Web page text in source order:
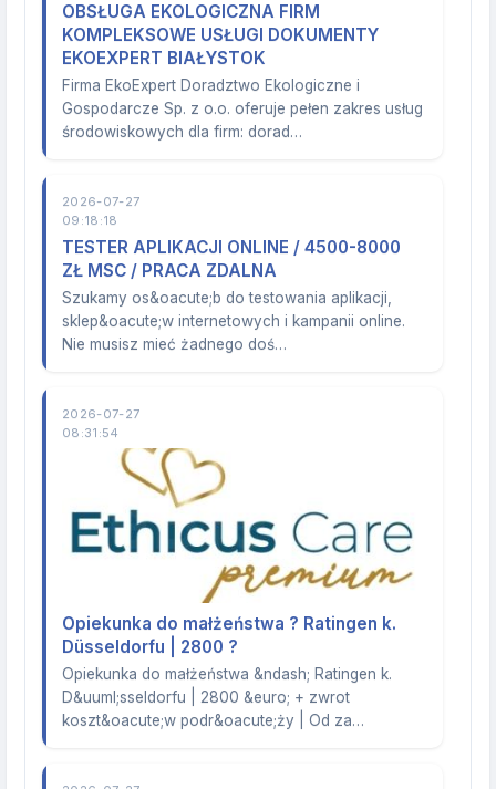
OBSŁUGA EKOLOGICZNA FIRM
KOMPLEKSOWE USŁUGI DOKUMENTY
EKOEXPERT BIAŁYSTOK
Firma EkoExpert Doradztwo Ekologiczne i
Gospodarcze Sp. z o.o. oferuje pełen zakres usług
środowiskowych dla firm: dorad…
2026-07-27
09:18:18
TESTER APLIKACJI ONLINE / 4500-8000
ZŁ MSC / PRACA ZDALNA
Szukamy os&oacute;b do testowania aplikacji,
sklep&oacute;w internetowych i kampanii online.
Nie musisz mieć żadnego doś…
2026-07-27
08:31:54
Opiekunka do małżeństwa ? Ratingen k.
Düsseldorfu | 2800 ?
Opiekunka do małżeństwa &ndash; Ratingen k.
D&uuml;sseldorfu | 2800 &euro; + zwrot
koszt&oacute;w podr&oacute;ży | Od za…